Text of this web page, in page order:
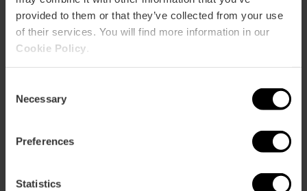
provided to them or that they’ve collected from your use
of their services. You will find more information in our
Cookie Policy
Selection
Necessary
Preferences
Statistics